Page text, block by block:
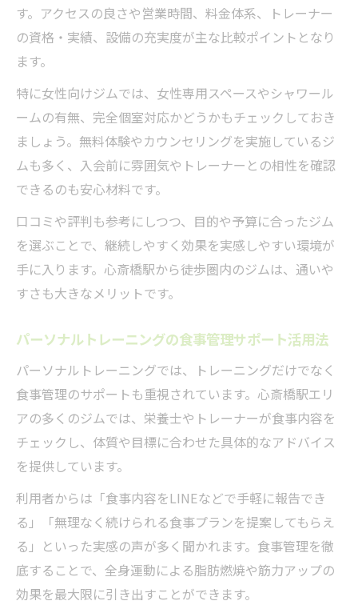
す。アクセスの良さや営業時間、料金体系、トレーナー
の資格・実績、設備の充実度が主な比較ポイントとなり
ます。
特に女性向けジムでは、女性専用スペースやシャワール
ームの有無、完全個室対応かどうかもチェックしておき
ましょう。無料体験やカウンセリングを実施しているジ
ムも多く、入会前に雰囲気やトレーナーとの相性を確認
できるのも安心材料です。
口コミや評判も参考にしつつ、目的や予算に合ったジム
を選ぶことで、継続しやすく効果を実感しやすい環境が
手に入ります。心斎橋駅から徒歩圏内のジムは、通いや
すさも大きなメリットです。
パーソナルトレーニングの食事管理サポート活用法
パーソナルトレーニングでは、トレーニングだけでなく
食事管理のサポートも重視されています。心斎橋駅エリ
アの多くのジムでは、栄養士やトレーナーが食事内容を
チェックし、体質や目標に合わせた具体的なアドバイス
を提供しています。
利用者からは「食事内容をLINEなどで手軽に報告でき
る」「無理なく続けられる食事プランを提案してもらえ
る」といった実感の声が多く聞かれます。食事管理を徹
底することで、全身運動による脂肪燃焼や筋力アップの
効果を最大限に引き出すことができます。